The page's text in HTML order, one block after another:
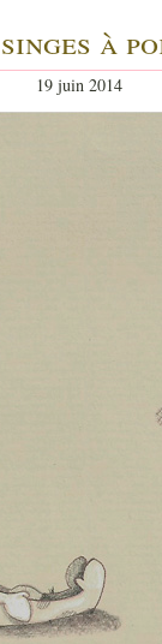
à
19 juin 2014